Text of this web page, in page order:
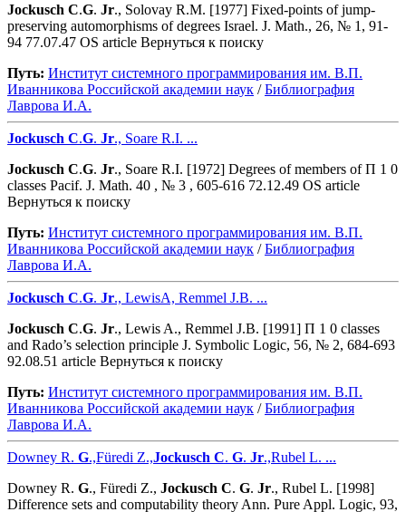
Jockusch C.G. Jr., Solovay R.M. [1977] Fixed-points of jump-
preserving automorphisms of degrees Israel. J. Math., 26, № 1, 91-
94 77.07.47 OS article Вернуться к поиску
Путь: Институт системного программирования им. В.П.
Иванникова Роcсийской академии наук /Библиография
Лаврова И.А.
Jockusch C.G. Jr., Soare R.I. ...
Jockusch C.G. Jr., Soare R.I. [1972] Degrees of members of Π 1 0
classes Pacif. J. Math. 40 , № 3 , 605-616 72.12.49 OS article
Вернуться к поиску
Путь: Институт системного программирования им. В.П.
Иванникова Роcсийской академии наук /Библиография
Лаврова И.А.
Jockusch C.G. Jr., LewisA, Remmel J.B. ...
Jockusch C.G. Jr., Lewis A., Remmel J.B. [1991] Π 1 0 classes
and Rado’s selection principle J. Symbolic Logic, 56, № 2, 684-693
92.08.51 article Вернуться к поиску
Путь: Институт системного программирования им. В.П.
Иванникова Роcсийской академии наук /Библиография
Лаврова И.А.
Downey R. G.,Füredi Z.,Jockusch C. G. Jr.,Rubel L. ...
Downey R. G., Füredi Z., Jockusch C. G. Jr., Rubel L. [1998]
Difference sets and computability theory Ann. Pure Appl. Logic, 93,